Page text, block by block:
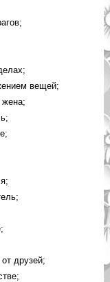
вещей;
жена;
друзей;